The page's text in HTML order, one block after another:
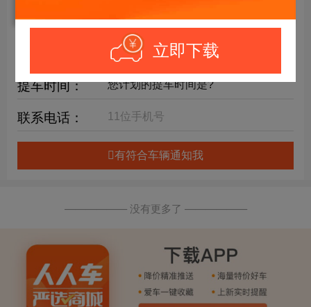
立即下载
详细要求：
提车时间：
联系电话：
有符合车辆通知我
—————— 没有更多了 ——————